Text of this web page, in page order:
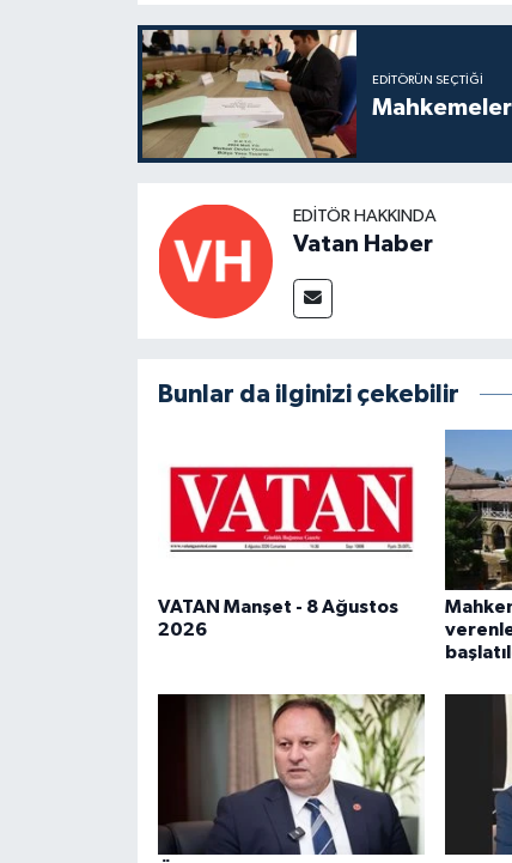
EDITÖRÜN SEÇTIĞI
EDITÖR HAKKINDA
Vatan Haber
Bunlar da ilginizi çekebilir
VATAN Manşet - 8 Ağustos
2026